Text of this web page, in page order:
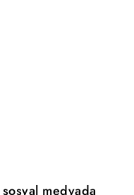
medyada